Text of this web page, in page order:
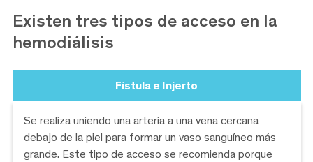
Existen tres tipos de acceso en la
hemodiálisis
Fístula e Injerto
Se realiza uniendo una arteria a una vena cercana
debajo de la piel para formar un vaso sanguíneo más
grande. Este tipo de acceso se recomienda porque